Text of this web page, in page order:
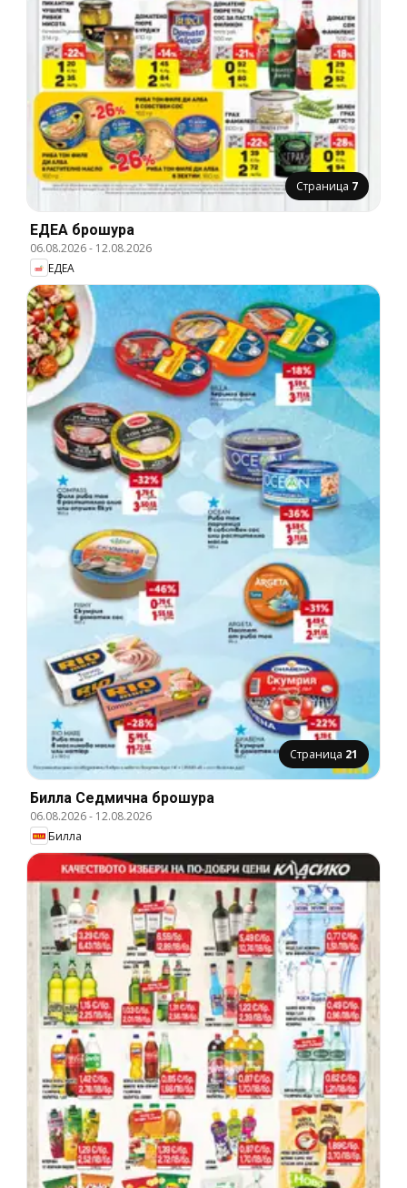
Страница 7
ЕДЕА брошура
06.08.2026- 12.08.2026
ЕДЕА
Страница 21
Билла Cедмична брошура
06.08.2026- 12.08.2026
Билла